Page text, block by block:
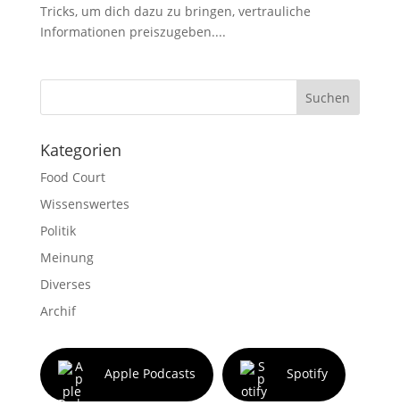
Tricks, um dich dazu zu bringen, vertrauliche
Informationen preiszugeben....
Suchen
Kategorien
Food Court
Wissenswertes
Politik
Meinung
Diverses
Archif
Apple Podcasts Spotify